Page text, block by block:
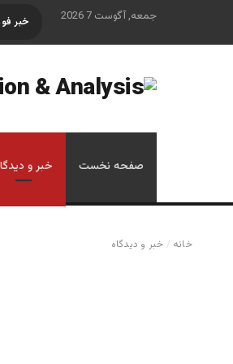
جمعه, آگوست 7 2026 خبر
صفحه نخست خبر و
خانه / خبر و دیدگاه